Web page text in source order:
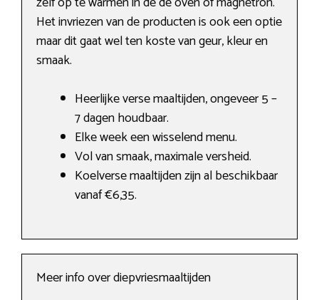
Het invriezen van de producten is ook een optie
maar dit gaat wel ten koste van geur, kleur en
smaak.
Heerlijke verse maaltijden, ongeveer 5 –
7 dagen houdbaar.
Elke week een wisselend menu.
Vol van smaak, maximale versheid.
Koelverse maaltijden zijn al beschikbaar
vanaf €6,35.
Meer info over diepvriesmaaltijden